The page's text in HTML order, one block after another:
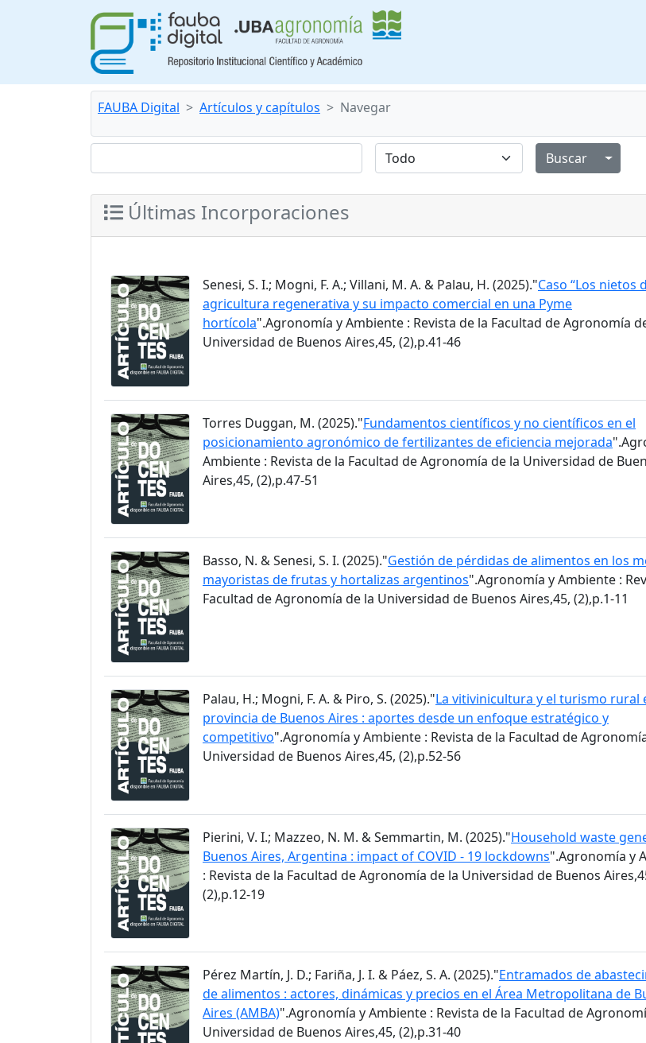
FAUBA Digital Artículos y capítulos Navegar
Últimas Incorporaciones
Senesi, S. I.; Mogni, F. A.; Villani, M. A. & Palau, H. (2025)."Caso “Los nietos
agricultura regenerativa y su impacto comercial en una Pyme
hortícola".Agronomía y Ambiente : Revista de la Facultad de Agronomía
Universidad de Buenos Aires,45, (2),p.41-46
Torres Duggan, M. (2025)."Fundamentos científicos y no científicos en el
posicionamiento agronómico de fertilizantes de eficiencia mejorada
Ambiente : Revista de la Facultad de Agronomía de la Universidad de
Aires,45, (2),p.47-51
Basso, N. & Senesi, S. I. (2025)."Gestión de pérdidas de alimentos en los
mayoristas de frutas y hortalizas argentinos".Agronomía y Ambiente :
Facultad de Agronomía de la Universidad de Buenos Aires,45, (2),p.1-11
Palau, H.; Mogni, F. A. & Piro, S. (2025)."La vitivinicultura y el turismo rural
provincia de Buenos Aires : aportes desde un enfoque estratégico y
competitivo".Agronomía y Ambiente : Revista de la Facultad de
Universidad de Buenos Aires,45, (2),p.52-56
Pierini, V. I.; Mazzeo, N. M. & Semmartin, M. (2025)."Household waste
Buenos Aires, Argentina : impact of COVID - 19 lockdowns".Agronomía y
: Revista de la Facultad de Agronomía de la Universidad de Buenos
(2),p.12-19
Pérez Martín, J. D.; Fariña, J. I. & Páez, S. A. (2025)."Entramados de
de alimentos : actores, dinámicas y precios en el Área Metropolitana de
Aires (AMBA)".Agronomía y Ambiente : Revista de la Facultad de
Universidad de Buenos Aires,45, (2),p.31-40